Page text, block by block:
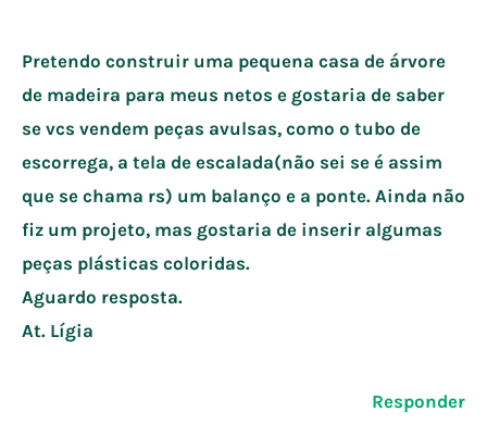
Pretendo construir uma pequena casa de árvore
de madeira para meus netos e gostaria de saber
se vcs vendem peças avulsas, como o tubo de
escorrega, a tela de escalada(não sei se é assim
que se chama rs) um balanço e a ponte. Ainda não
fiz um projeto, mas gostaria de inserir algumas
peças plásticas coloridas.
Aguardo resposta.
At. Lígia
Responder